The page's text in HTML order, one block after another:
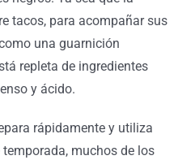
tacos, para acompañar sus
una guarnición
repleta de ingredientes
y ácido.
rápidamente y utiliza
muchos de los